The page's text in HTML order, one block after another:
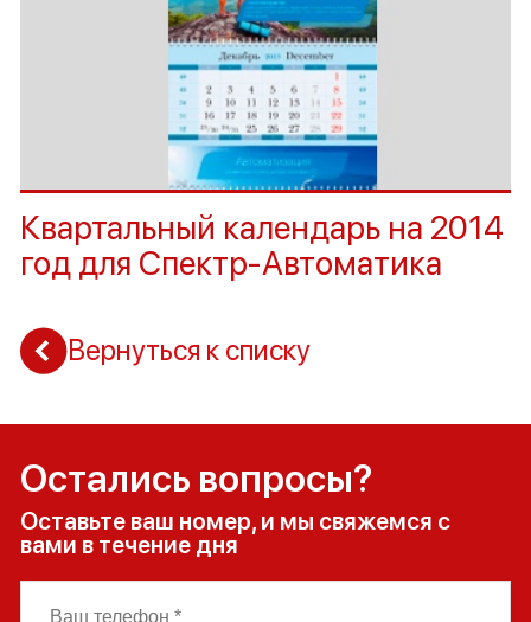
Квартальный календарь на 2014
год для Спектр-Автоматика
Вернуться к списку
Остались вопросы?
Оставьте ваш номер, и мы свяжемся с
вами в течение дня